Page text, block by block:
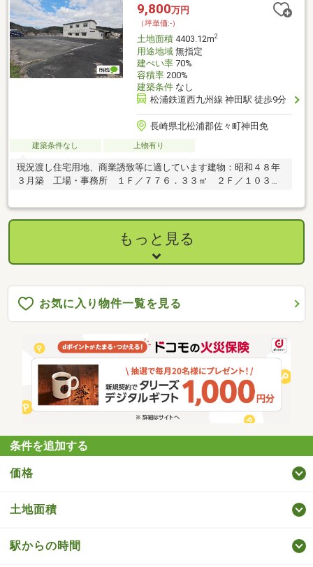
9,800万円
（坪単価:-）
土地面積4403.12m2
用途地域無指定
建ぺい率70%
容積率200%
建築条件なし
松浦鉄道西九州線 神田駅 徒歩9分
長崎県北松浦郡佐々町神田免
建築条件なし 上物有り
現況渡し住宅用地、商業誘致等に適しています建物：昭和４８年
３月築 工場・事務所 １Ｆ／７７６．３３㎡ ２Ｆ／１０３．
もっと見る
お気に入り物件一覧を見る
条件を追加する
価格
土地面積
駅からの時間